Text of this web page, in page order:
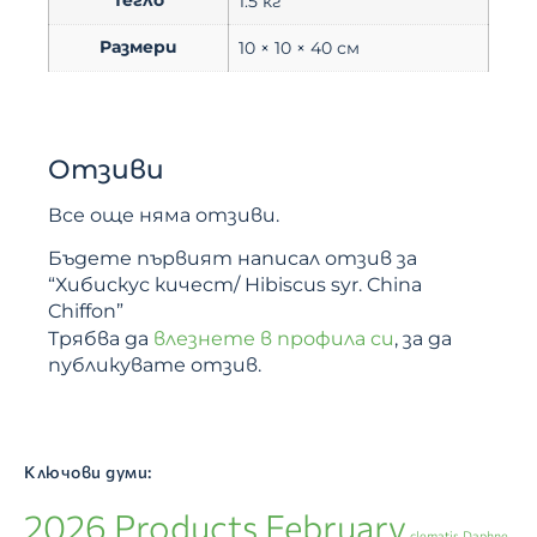
Размери 10 × 10 × 40 см
Отзиви
Все още няма отзиви.
Бъдете първият написал отзив за
“Хибискус кичест/ Hibiscus syr. China
Chiffon”
Трябва да влезнете в профила си, за да
публикувате отзив.
Ключови думи:
2026 Products February